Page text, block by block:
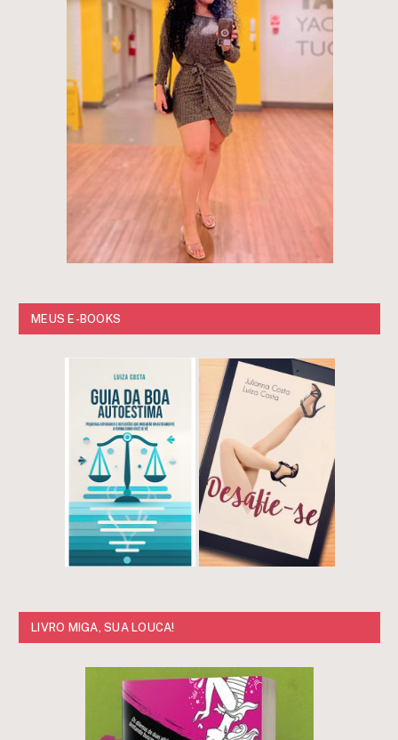
MEUS E-BOOKS
LIVRO MIGA, SUA LOUCA!